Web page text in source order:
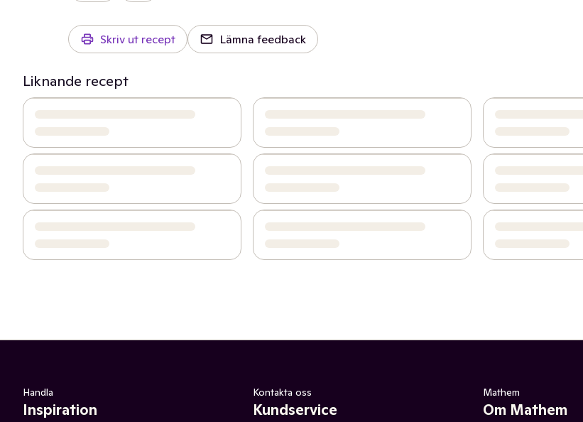
Skriv ut recept Lämna feedback
Liknande recept
Handla
Inspiration
Kontakta oss
Kundservice
Mathem
Om Mathem